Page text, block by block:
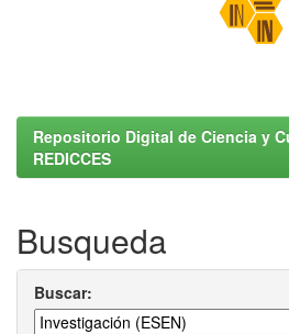
Repositorio Digital de Ciencia y
REDICCES
Busqueda
Buscar: